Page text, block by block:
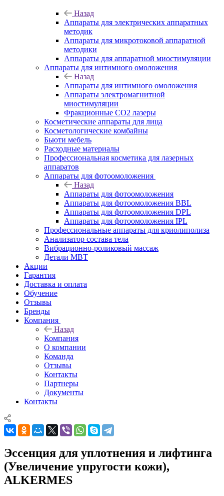
Назад
Аппараты для электрических аппаратных
методик
Аппараты для микротоковой аппаратной
методики
Аппараты для аппаратной миостимуляции
Аппараты для интимного омоложения
Назад
Аппараты для интимного омоложения
Аппараты электромагнитной
миостимуляции
Фракционные CO2 лазеры
Косметические аппараты для лица
Косметологические комбайны
Бьюти мебель
Расходные материалы
Профессиональная косметика для лазерных
аппаратов
Аппараты для фотоомоложения
Назад
Аппараты для фотоомоложения
Аппараты для фотоомоложения BBL
Аппараты для фотоомоложения DPL
Аппараты для фотоомоложения IPL
Профессиональные аппараты для криолиполиза
Анализатор состава тела
Вибрационно-роликовый массаж
Детали MBT
Акции
Гарантия
Доставка и оплата
Обучение
Отзывы
Бренды
Компания
Назад
Компания
О компании
Команда
Отзывы
Контакты
Партнеры
Документы
Контакты
Эссенция для уплотнения и лифтинга
(Увеличение упругости кожи),
ALKERMES